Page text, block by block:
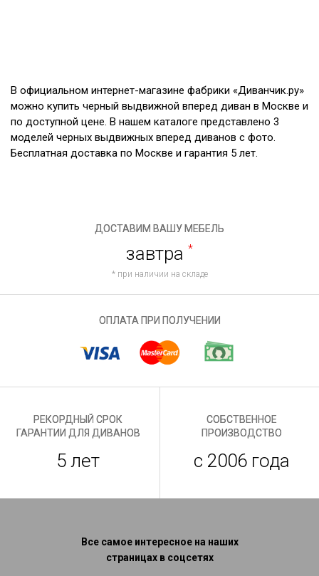
В официальном интернет-магазине фабрики «Диванчик.ру»
можно купить черный выдвижной вперед диван в Москве и
по доступной цене. В нашем каталоге представлено 3
моделей черных выдвижных вперед диванов с фото.
Бесплатная доставка по Москве и гарантия 5 лет.
ДОСТАВИМ ВАШУ МЕБЕЛЬ
завтра *
* при наличии на складе
ОПЛАТА ПРИ ПОЛУЧЕНИИ
РЕКОРДНЫЙ СРОК
ГАРАНТИИ ДЛЯ ДИВАНОВ
5 лет
СОБСТВЕННОЕ
ПРОИЗВОДСТВО
с 2006 года
Все самое интересное на наших
страницах в соцсетях